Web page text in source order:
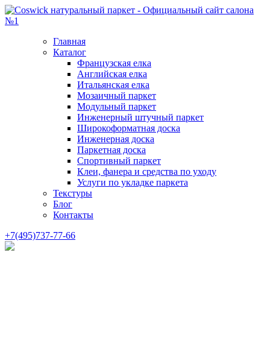
Главная
Каталог
Французская елка
Английская елка
Итальянская елка
Мозаичный паркет
Модульный паркет
Инженерный штучный паркет
Широкоформатная доска
Инженерная доска
Паркетная доска
Спортивный паркет
Клеи, фанера и средства по уходу
Услуги по укладке паркета
Текстуры
Блог
Контакты
+7(495)737-77-66